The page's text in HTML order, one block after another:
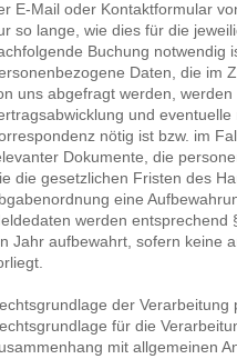
E-Mail oder Kontaktformular
so lange, wie dies für die
Buchung notwendig
Daten, die im
uns abgefragt werden,
und
nötig ist bzw. im
Dokumente, die
die gesetzlichen Fristen des
eine
werden entsprechend
Jahr aufbewahrt, sofern keine
der
für die
mit allgemeinen